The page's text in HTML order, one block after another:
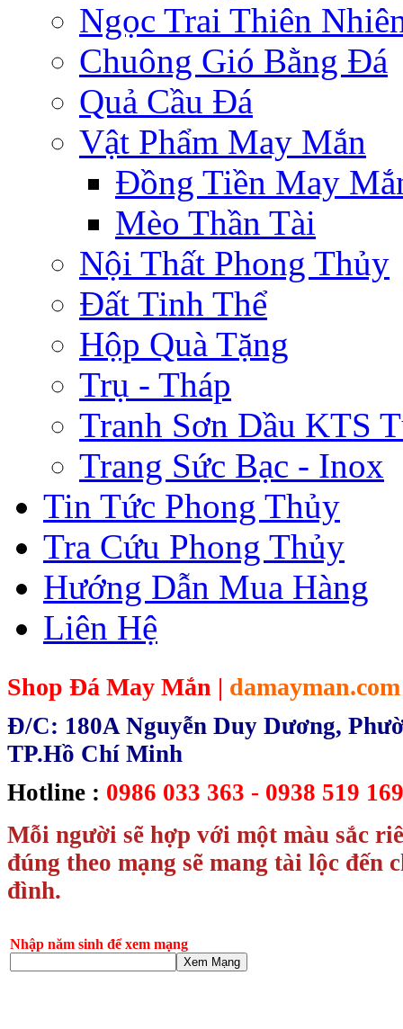
Ngọc Trai Thiên
Chuông Gió Bằng Đá
Quả Cầu Đá
Vật Phẩm May Mắn
Đồng Tiền May
Mèo Thần Tài
Nội Thất Phong Thủy
Đất Tinh Thể
Hộp Quà Tặng
Trụ - Tháp
Tranh Sơn Dầu KTS
Trang Sức Bạc - Inox
Tin Tức Phong Thủy
Tra Cứu Phong Thủy
Hướng Dẫn Mua Hàng
Liên Hệ
Shop Đá May Mắn | damayman.com
Đ/C: 180A Nguyễn Duy Dương,
TP.Hồ Chí Minh
Hotline : 0986 033 363 - 0938 519
Mỗi người sẽ hợp với một màu sắc
đúng theo mạng sẽ mang tài lộc đến
đình.
Nhập năm sinh để xem mạng
Xem Mạng